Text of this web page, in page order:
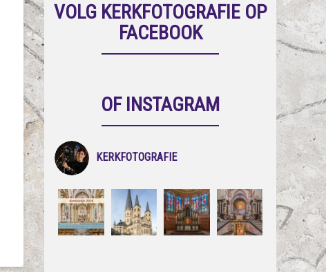
VOLG KERKFOTOGRAFIE OP
FACEBOOK
OF INSTAGRAM
KERKFOTOGRAFIE